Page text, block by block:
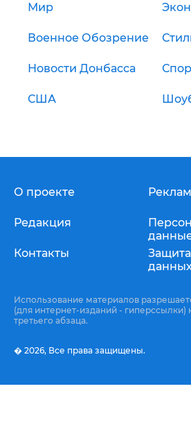
Мир
Военное Обозрение
Новости Донбасса
США
О проекте
Редакция
Контакты
Использование материалов
(для интернет-изданий - гиперссылки)
третьего абзаца.
� 2026, Все права защищены.